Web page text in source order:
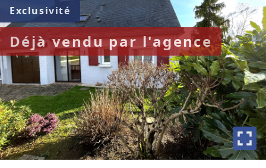
Exclusivité
Déjà vendu par l'agence